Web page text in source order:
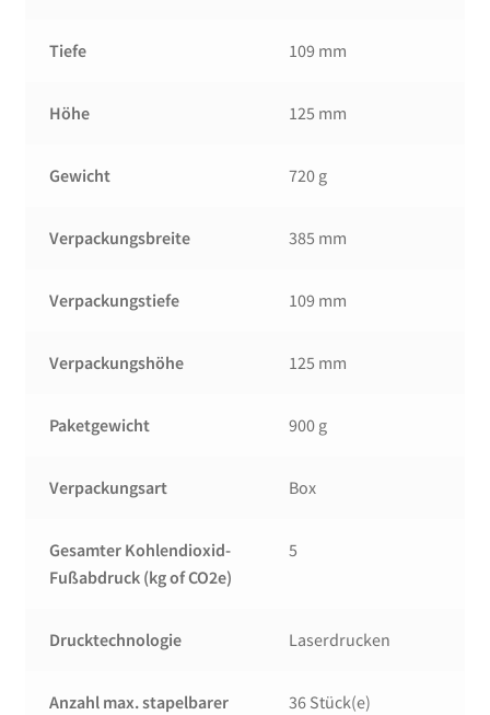
Tiefe 109 mm
Höhe 125 mm
Gewicht 720 g
Verpackungsbreite 385 mm
Verpackungstiefe 109 mm
Verpackungshöhe 125 mm
Paketgewicht 900 g
Verpackungsart Box
Gesamter Kohlendioxid-
Fußabdruck (kg of CO2e)
5
Drucktechnologie Laserdrucken
Anzahl max. stapelbarer
36 Stück(e)